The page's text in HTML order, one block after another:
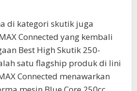
di kategori skutik juga
Connected yang kembali
Best High Skutik 250-
satu flagship produk di lini
Connected menawarkan